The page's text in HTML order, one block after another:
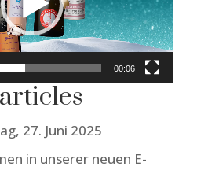
00:06
27. Juni 2025
in unserer neuen E-